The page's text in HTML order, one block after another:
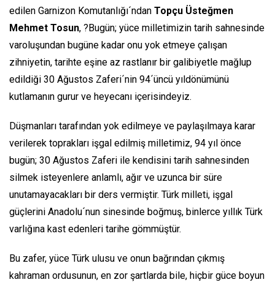
edilen Garnizon Komutanlığı´ndan Topçu Üsteğmen
Mehmet Tosun, ?Bugün; yüce milletimizin tarih sahnesinde
varoluşundan bugüne kadar onu yok etmeye çalışan
zihniyetin, tarihte eşine az rastlanır bir galibiyetle mağlup
edildiği 30 Ağustos Zaferi´nin 94´üncü yıldönümünü
kutlamanın gurur ve heyecanı içerisindeyiz.
Düşmanları tarafından yok edilmeye ve paylaşılmaya karar
verilerek toprakları işgal edilmiş milletimiz, 94 yıl önce
bugün; 30 Ağustos Zaferi ile kendisini tarih sahnesinden
silmek isteyenlere anlamlı, ağır ve uzunca bir süre
unutamayacakları bir ders vermiştir. Türk milleti, işgal
güçlerini Anadolu´nun sinesinde boğmuş, binlerce yıllık Türk
varlığına kast edenleri tarihe gömmüştür.
Bu zafer, yüce Türk ulusu ve onun bağrından çıkmış
kahraman ordusunun, en zor şartlarda bile, hiçbir güce boyun